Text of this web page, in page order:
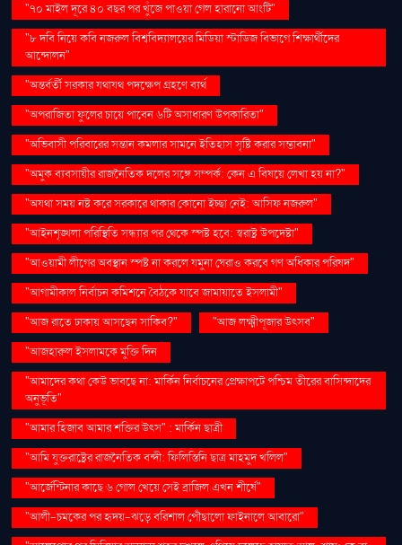
"৭০ মাইল দূরে ৪০ বছর পর খুঁজে পাওয়া গেল হারানো আংটি"
"৮ দবি নিয়ে কবি নজরুল বিশ্ববিদ্যালয়ের মিডিয়া স্টাডিজ বিভাগে শিক্ষার্থীদের
আন্দোলন"
"অন্তর্বর্তী সরকার যথাযথ পদক্ষেপ গ্রহণে ব্যর্থ
"অপরাজিতা ফুলের চায়ে পাবেন ৬টি অসাধারণ উপকারিতা"
"অভিবাসী পরিবারের সন্তান কমলার সামনে ইতিহাস সৃষ্টি করার সম্ভাবনা"
"অমুক ব্যবসায়ীর রাজনৈতিক দলের সঙ্গে সম্পর্ক: কেন এ বিষয়ে লেখা হয় না?"
"অযথা সময় নষ্ট করে সরকারে থাকার কোনো ইচ্ছা নেই: আসিফ নজরুল"
"আইনশৃঙ্খলা পরিস্থিতি সন্ধ্যার পর থেকে স্পষ্ট হবে: স্বরাষ্ট্র উপদেষ্টা"
"আওয়ামী লীগের অবস্থান স্পষ্ট না করলে যমুনা ঘেরাও করবে গণ অধিকার পরিষদ"
"আগামীকাল নির্বাচন কমিশনে বৈঠকে যাবে জামায়াতে ইসলামী"
"আজ রাতে ঢাকায় আসছেন সাকিব?"
"আজ লক্ষ্মীপূজার উৎসব"
"আজহারুল ইসলামকে মুক্তি দিন
"আমাদের কথা কেউ ভাবছে না: মার্কিন নির্বাচনের প্রেক্ষাপটে পশ্চিম তীরের বাসিন্দাদের
অনুভূতি"
"আমার হিজাব আমার শক্তির উৎস" : মার্কিন ছাত্রী
"আমি যুক্তরাষ্ট্রের রাজনৈতিক বন্দী: ফিলিস্তিনি ছাত্র মাহমুদ খলিল"
"আর্জেন্টিনার কাছে ৬ গোল খেয়ে সেই ব্রাজিল এখন শীর্ষে"
"আলী-চমকের পর হৃদয়-ঝড়ে বরিশাল পৌঁছালো ফাইনালে আবারো"